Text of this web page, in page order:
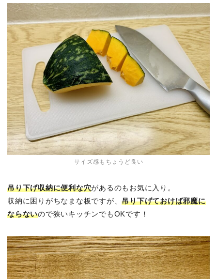
サイズ感もちょうど良い
吊り下げ収納に便利な穴があるのもお気に入り。
収納に困りがちなまな板ですが、吊り下げておけば邪魔に
ならないので狭いキッチンでもOKです！